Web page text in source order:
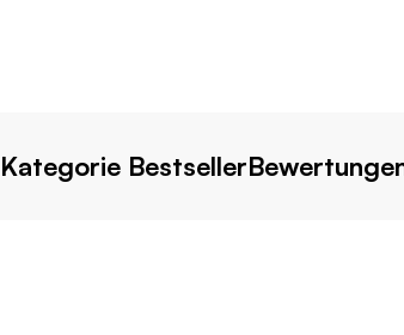
Kategorie Bestseller